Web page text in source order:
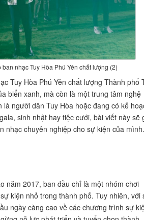
nhạc Tuy Hòa Phú Yên chất lượng (2)
Tuy Hòa Phú Yên chất lượng Thành phố
biển xanh, mà còn là một trung tâm nghệ
người dân Tuy Hòa hoặc đang có kế
sinh nhật hay tiệc cưới, bài viết này sẽ
nhạc chuyên nghiệp cho sự kiện của mình.
năm 2017, ban đầu chỉ là một nhóm chơi
kiện nhỏ trong thành phố. Tuy nhiên, với
ngày càng cao về các chương trình sự